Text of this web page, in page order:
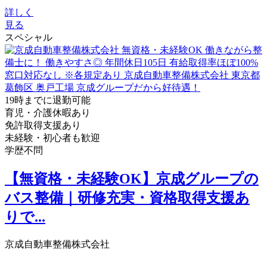
詳しく
見る
スペシャル
19時までに退勤可能
育児・介護休暇あり
免許取得支援あり
未経験・初心者も歓迎
学歴不問
【無資格・未経験OK】京成グループの
バス整備｜研修充実・資格取得支援あ
りで...
京成自動車整備株式会社